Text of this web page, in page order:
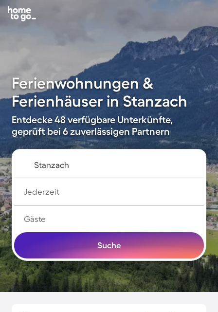
Ferienwohnungen &
Ferienhäuser in Stanzach
Entdecke 48 verfügbare Unterkünfte,
geprüft bei 6 zuverlässigen Partnern
Jederzeit
Gäste
Suche